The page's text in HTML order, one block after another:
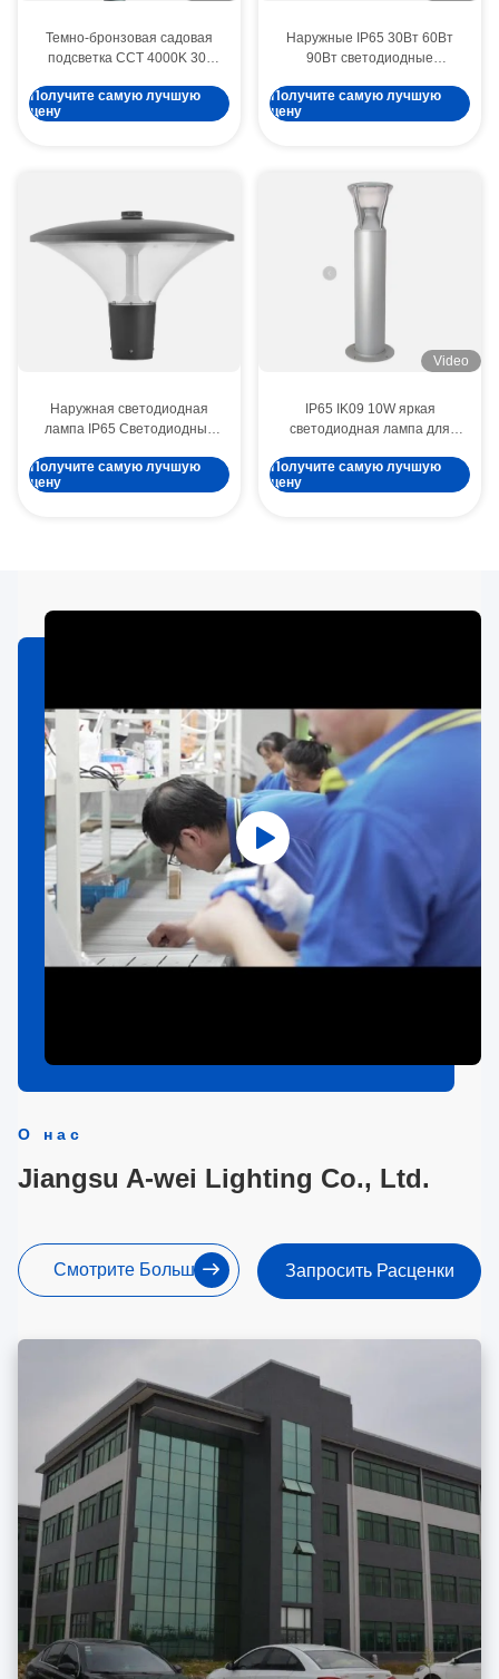
Темно-бронзовая садовая
подсветка CCT 4000K 30-
водонепроницаемая IP65
Получите самую лучшую
цену
Наружные IP65 30Вт 60Вт
90Вт светодиодные
для ландшафтного
Получите самую лучшую
цену
Наружная светодиодная
лампа IP65 Светодиодный
общественного освещения
Получите самую лучшую
цену
Video
IP65 IK09 10W яркая
светодиодная лампа для
светодиодные фонари
Получите самую лучшую
цену
О нас
Jiangsu A-wei Lighting Co., Ltd.
Смотрите Больше Запросить Расценки